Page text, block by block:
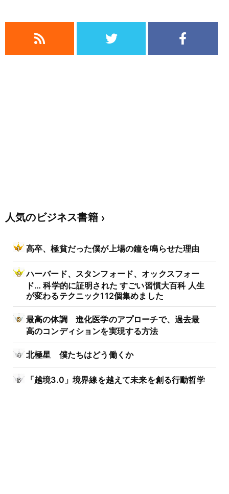
人気のビジネス書籍
高卒、極貧だった僕が上場の鐘を鳴らせた理由
ハーバード、スタンフォード、オックスフォー
ド… 科学的に証明された すごい習慣大百科 人生
が変わるテクニック112個集めました
最高の体調 進化医学のアプローチで、過去最
高のコンディションを実現する方法
北極星 僕たちはどう働くか
「越境3.0」境界線を越えて未来を創る行動哲学